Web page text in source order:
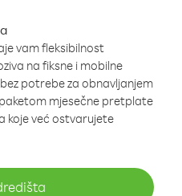
vam fleksibilnost
na fiksne i mobilne
potrebe za obnavljanjem
mjesečne pretplate
koje već ostvarujete